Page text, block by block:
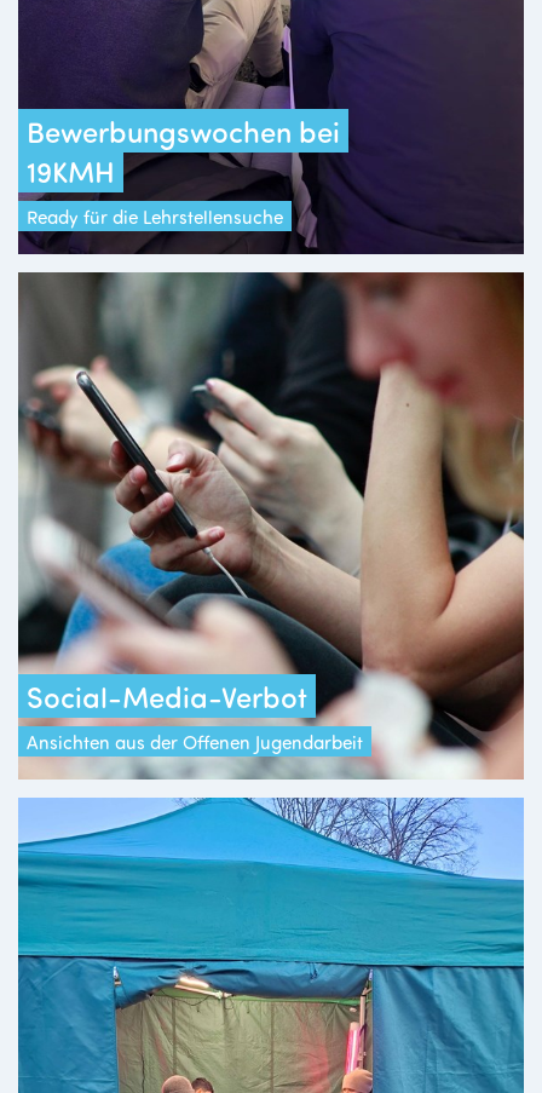
Bewerbungswochen bei
19KMH
Ready für die Lehrstellensuche
Social-Media-Verbot
Ansichten aus der Offenen Jugendarbeit